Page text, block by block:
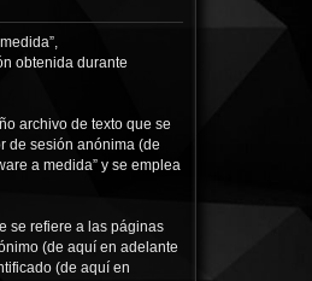
obtenida durante
archivo de texto que se
de sesión anónima (de
a medida” y se emplea
se refiere a las páginas
(de aquí en adelante
(de aquí en